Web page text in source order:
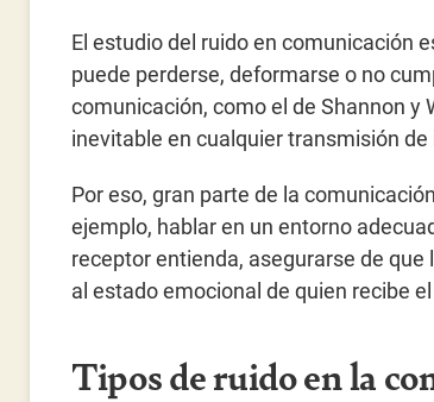
El estudio del ruido en comunicación
puede perderse, deformarse o no
comunicación, como el de Shannon y
inevitable en cualquier transmisión
Por eso, gran parte de la
ejemplo, hablar en un entorno
receptor entienda, asegurarse de
al estado emocional de quien recibe
Tipos de ruido en la